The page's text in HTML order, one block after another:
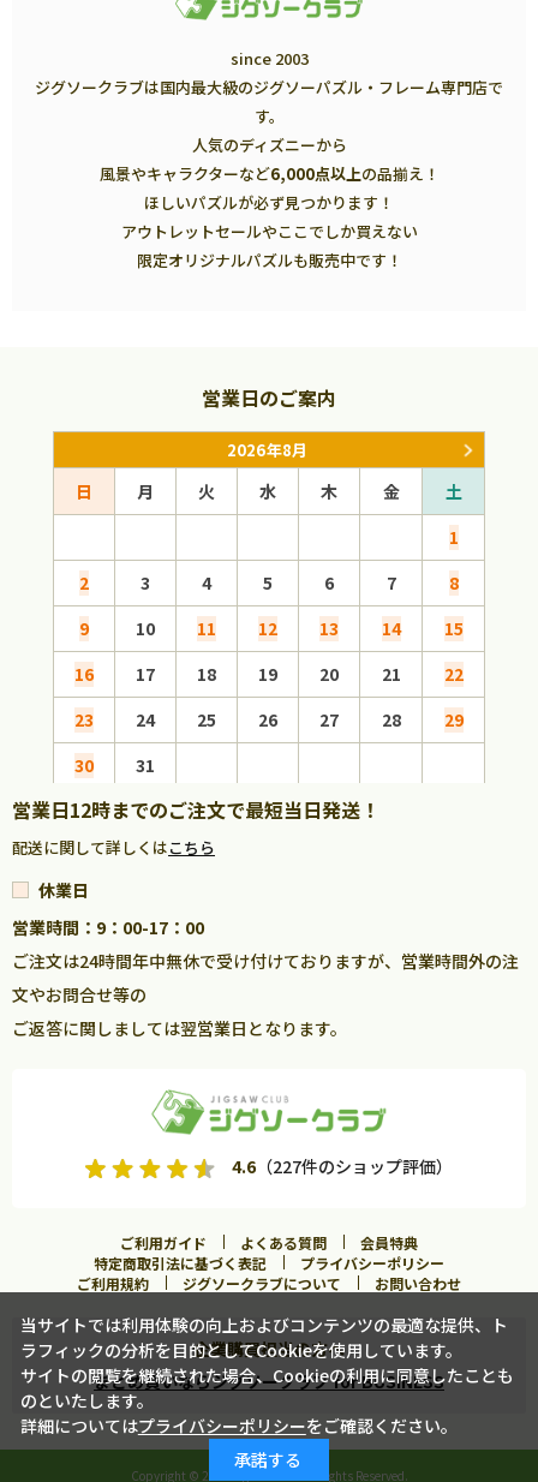
カートに入れる
since 2003
ジグソークラブは国内最大級のジグソーパズル・フレーム専門店で
す。
人気のディズニーから
風景やキャラクターなど6,000点以上の品揃え！
ほしいパズルが必ず見つかります！
アウトレットセールやここでしか買えない
限定オリジナルパズルも販売中です！
営業日のご案内
2026年8月
日 月 火 水 木 金
土
1
2
3 4 5 6 7
8
9
10 11 12 13 14
15
16
17 18 19 20 21
22
23
24 25 26 27 28
29
30
31
営業日12時までのご注文で最短当日発送！
配送に関して詳しくはこちら
休業日
営業時間：9：00-17：00
ご注文は24時間年中無休で受け付けておりますが、営業時間外の注
文やお問合せ等の
ご返答に関しましては翌営業日となります。
4.6（227件のショップ評価）
ご利用ガイド よくある質問
会員特典
特定商取引法に基づく表記
プライバシーポリシー
ご利用規約
ジグソークラブについて お問い合わせ
企業購買担当の方へ
まとめ買いならジグソークラブ for BUSINESS
Copyright © 2026 Jigsawclub. All Rights Reserved.
当サイトでは利用体験の向上およびコンテンツの最適な提供、ト
ラフィックの分析を目的としてCookieを使用しています。
サイトの閲覧を継続された場合、Cookieの利用に同意したことも
のといたします。
詳細についてはプライバシーポリシーをご確認ください。
承諾する